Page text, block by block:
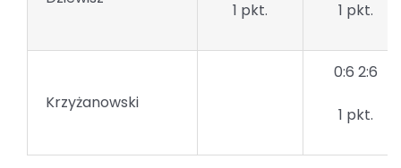
1 pkt. 1 pkt.
Krzyżanowski
0:6 2:6
1 pkt.